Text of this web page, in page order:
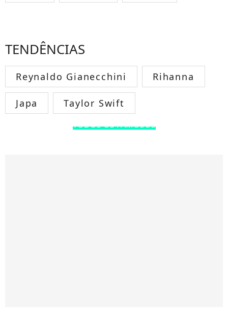
TENDÊNCIAS
Reynaldo Gianecchini Rihanna
Japa Taylor Swift
TODOS OS FAMOSOS